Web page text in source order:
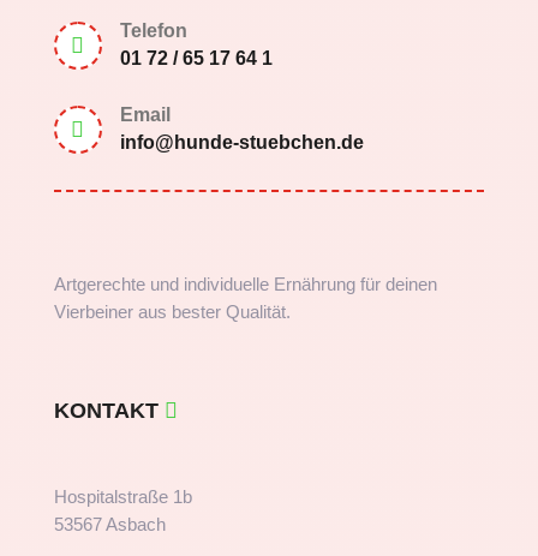

Telefon
01 72 / 65 17 64 1

Email
info@hunde-stuebchen.de
Artgerechte und individuelle Ernährung für deinen
Vierbeiner aus bester Qualität.
KONTAKT
Hospitalstraße 1b
53567 Asbach